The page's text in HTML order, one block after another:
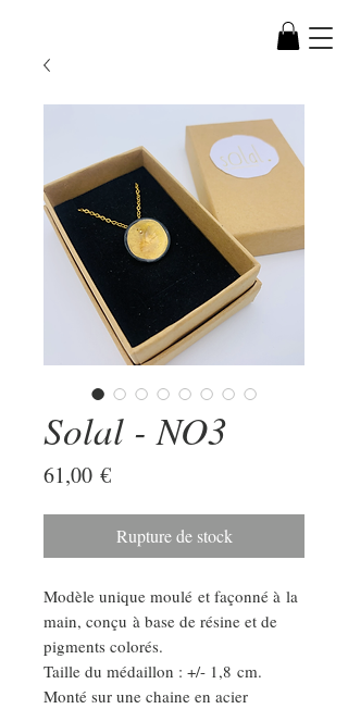
Solal - NO3
61,00 €Prix
Rupture de stock
Modèle unique moulé et façonné à la
main, conçu à base de résine et de
pigments colorés.
Taille du médaillon : +/- 1,8 cm.
Monté sur une chaine en acier